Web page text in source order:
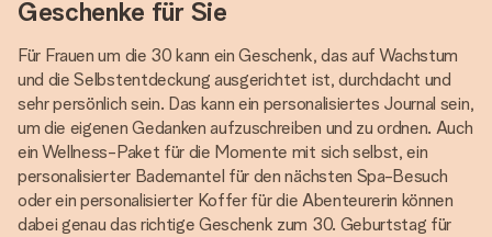
Geschenke für Sie
Für Frauen um die 30 kann ein Geschenk, das auf Wachstum
und die Selbstentdeckung ausgerichtet ist, durchdacht und
sehr persönlich sein. Das kann ein personalisiertes Journal sein,
um die eigenen Gedanken aufzuschreiben und zu ordnen. Auch
ein Wellness-Paket für die Momente mit sich selbst, ein
personalisierter Bademantel für den nächsten Spa-Besuch
oder ein personalisierter Koffer für die Abenteurerin können
dabei genau das richtige Geschenk zum 30. Geburtstag für